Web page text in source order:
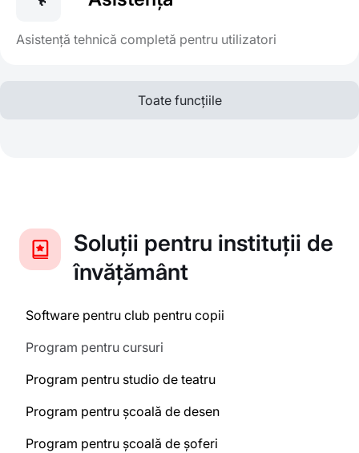
Asistență tehnică completă pentru utilizatori
Toate funcțiile
Soluții pentru instituții de
învățământ
Software pentru club pentru copii
Program pentru cursuri
Program pentru studio de teatru
Program pentru școală de desen
Program pentru școală de șoferi